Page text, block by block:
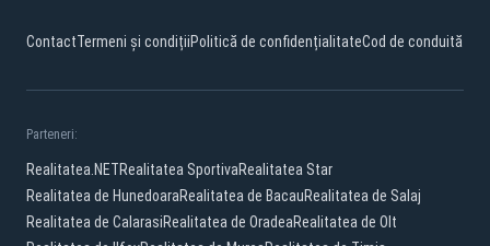
ContactTermeni și condițiiPolitică de confidențialitateCod de conduită
Parteneri:
Realitatea.NETRealitatea SportivaRealitatea Star
Realitatea de HunedoaraRealitatea de BacauRealitatea de Salaj
Realitatea de CalarasiRealitatea de OradeaRealitatea de Olt